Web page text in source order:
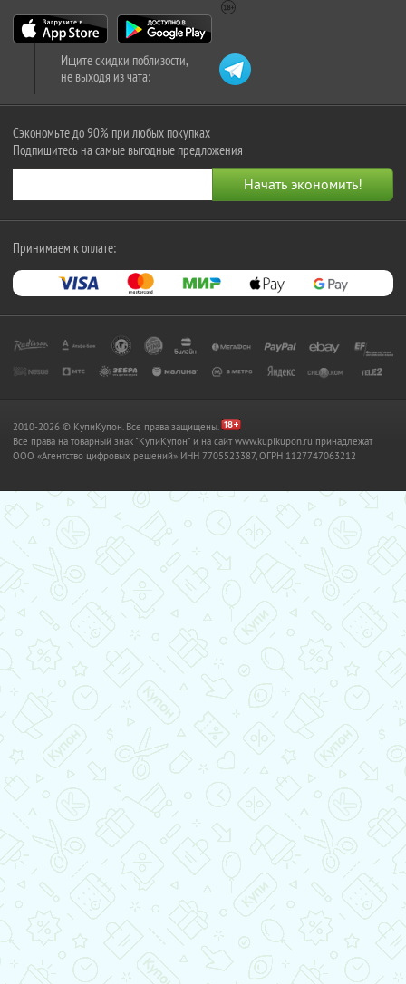
Ищите скидки поблизости,
не выходя из чата:
Сэкономьте до 90% при любых покупках
Подпишитесь на самые выгодные предложения
Принимаем к оплате:
2010-2026 © КупиКупон. Все права защищены.
Все права на товарный знак "КупиКупон" и на сайт www.kupikupon.ru принадлежат
OOO «Агентство цифровых решений» ИНН 7705523387, ОГРН 1127747063212